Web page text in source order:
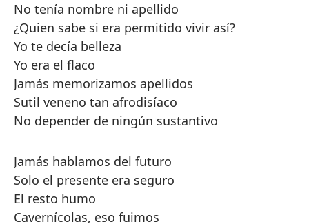
No tenía nombre ni apellido
¿Quien sabe si era permitido vivir así?
Yo te decía belleza
Yo era el flaco
Jamás memorizamos apellidos
Sutil veneno tan afrodisíaco
No depender de ningún sustantivo
Jamás hablamos del futuro
Solo el presente era seguro
El resto humo
Cavernícolas, eso fuimos